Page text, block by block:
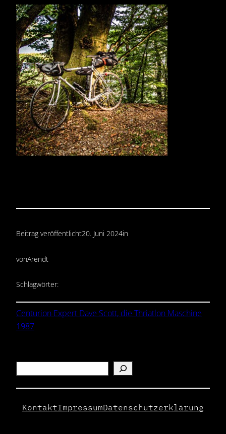
Beitrag veröffentlicht20. Juni 2024in
vonArendt
Schlagwörter:
Centurion Expert Dave Scott, die Thriatlon Maschine
1987
KontaktImpressumDatenschutzerklärung